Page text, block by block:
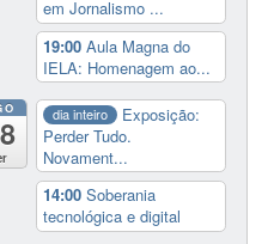
em Jornalismo ...
19:00Aula Magna do
IELA: Homenagem ao...
dia inteiro
Exposição:
Perder Tudo.
Novament...
14:00Soberania
tecnológica e digital